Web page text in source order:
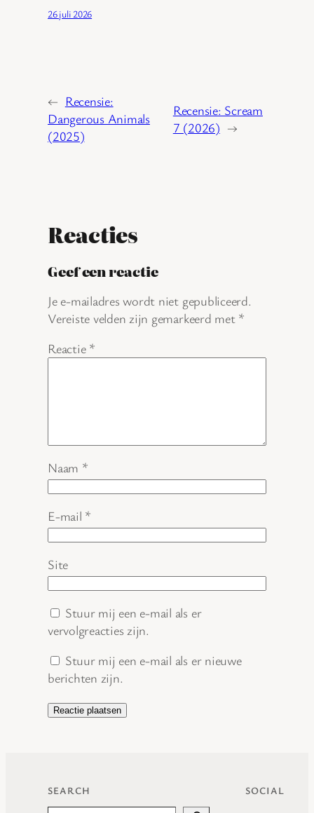
26 juli 2026
← Recensie:
Dangerous Animals
(2025)
Recensie: Scream
7 (2026) →
Reacties
Geef een reactie
Je e-mailadres wordt niet gepubliceerd.
Vereiste velden zijn gemarkeerd met *
Reactie *
Naam *
E-mail *
Site
Stuur mij een e-mail als er
vervolgreacties zijn.
Stuur mij een e-mail als er nieuwe
berichten zijn.
SEARCH SOCIAL